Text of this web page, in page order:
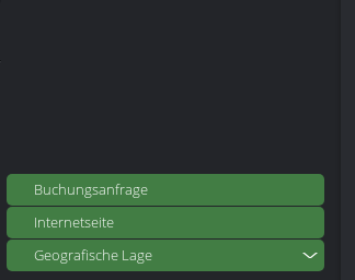
Buchungsanfrage
Internetseite
Geografische Lage